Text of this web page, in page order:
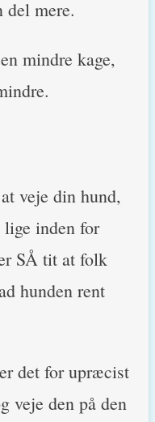
del mere.
mindre kage,
veje din hund,
inden for
SÅ tit at folk
hunden rent
det for upræcist
veje den på den